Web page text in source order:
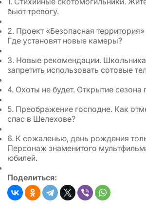
бьют тревогу.
2. Проект «Безопасная
Где установят новые камеры?
3. Новые рекомендации.
запретить использовать сотовые
4. Охоты не будет. Открытие сезона
5. Преображение господне. Как
спас в Шелехове?
6. К сожаленью, день рождения
Персонаж знаменитого
юбилей.
Поделиться: